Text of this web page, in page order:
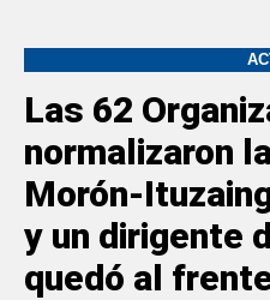
Las 62
normalizaron
Morón-
y un dirigente
quedó al